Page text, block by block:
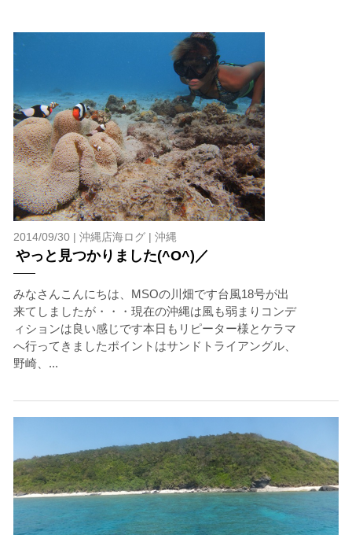
2014/09/30 | 沖縄店海ログ| 沖縄
やっと見つかりました(^O^)／
みなさんこんにちは、MSOの川畑です台風18号が出
来てしましたが・・・現在の沖縄は風も弱まりコンデ
ィションは良い感じです本日もリピーター様とケラマ
へ行ってきましたポイントはサンドトライアングル、
野崎、...